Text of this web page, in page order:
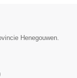
Henegouwen.